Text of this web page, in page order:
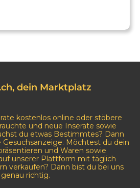
dein Marktplatz
kostenlos online oder stöbere
und neue Inserate sowie
du etwas Bestimmtes? Dann
Gesuchsanzeige. Möchtest du dein
und Waren sowie
unserer Plattform mit täglich
verkaufen? Dann bist du bei uns
genau richtig.